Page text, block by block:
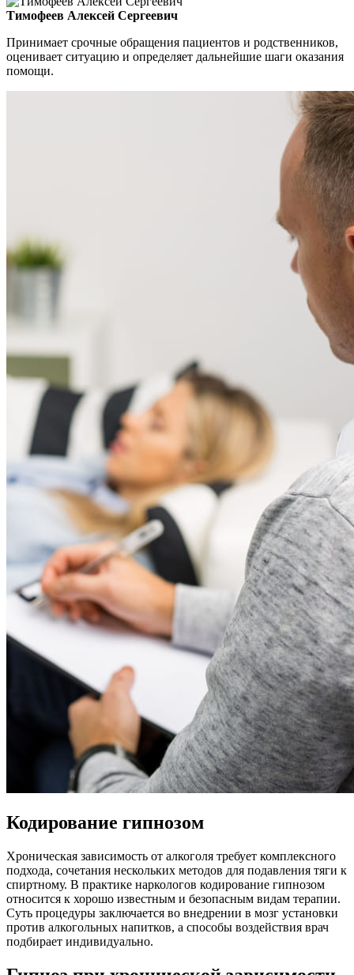
Тимофеев Алексей Сергеевич
Принимает срочные обращения пациентов и родственников,
оценивает ситуацию и определяет дальнейшие шаги оказания
помощи.
Кодирование гипнозом
Хроническая зависимость от алкоголя требует комплексного
подхода, сочетания нескольких методов для подавления тяги к
спиртному. В практике наркологов кодирование гипнозом
относится к хорошо известным и безопасным видам терапии.
Суть процедуры заключается во внедрении в мозг установки
против алкогольных напитков, а способы воздействия врач
подбирает индивидуально.